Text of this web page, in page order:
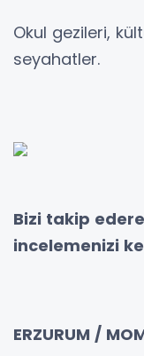
Okul gezileri,
seyahatler.
Bizi takip
incelemenizi
ERZURUM /